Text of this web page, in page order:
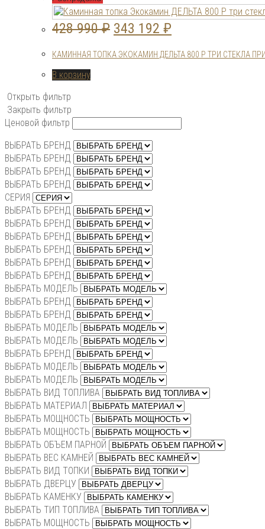
428 990₽ Первоначальная
составляла
343 192 ₽
КАМИННАЯ ТОПКА ЭКОКАМИН ДЕЛЬТА 800 P ТРИ СТЕКЛА
В корзину
Открыть фильтр
Закрыть фильтр
Ценовой фильтр
ВЫБРАТЬ БРЕНД
ВЫБРАТЬ БРЕНД
ВЫБРАТЬ БРЕНД
ВЫБРАТЬ БРЕНД
СЕРИЯ
ВЫБРАТЬ БРЕНД
ВЫБРАТЬ БРЕНД
ВЫБРАТЬ БРЕНД
ВЫБРАТЬ БРЕНД
ВЫБРАТЬ БРЕНД
ВЫБРАТЬ БРЕНД
ВЫБРАТЬ МОДЕЛЬ
ВЫБРАТЬ БРЕНД
ВЫБРАТЬ БРЕНД
ВЫБРАТЬ МОДЕЛЬ
ВЫБРАТЬ МОДЕЛЬ
ВЫБРАТЬ БРЕНД
ВЫБРАТЬ МОДЕЛЬ
ВЫБРАТЬ МОДЕЛЬ
ВЫБРАТЬ ВИД ТОПЛИВА
ВЫБРАТЬ МАТЕРИАЛ
ВЫБРАТЬ МОЩНОСТЬ
ВЫБРАТЬ МОЩНОСТЬ
ВЫБРАТЬ ОБЪЕМ ПАРНОЙ
ВЫБРАТЬ ВЕС КАМНЕЙ
ВЫБРАТЬ ВИД ТОПКИ
ВЫБРАТЬ ДВЕРЦУ
ВЫБРАТЬ КАМЕНКУ
ВЫБРАТЬ ТИП ТОПЛИВА
ВЫБРАТЬ МОЩНОСТЬ